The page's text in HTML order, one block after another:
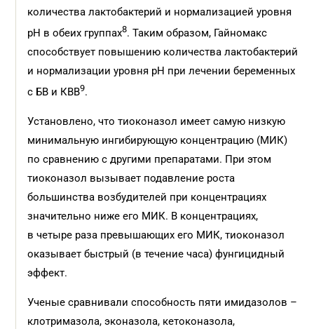
количества лактобактерий и нормализацией уровня
рН в обеих группах8. Таким образом, Гайномакс
способствует повышению количества лактобактерий
и нормализации уровня рН при лечении беременных
с БВ и КВВ9.
Установлено, что тиоконазол имеет самую низкую
минимальную ингибирующую концентрацию (МИК)
по сравнению с другими препаратами. При этом
тиоконазол вызывает подавление роста
большинства возбудителей при концентрациях
значительно ниже его МИК. В концентрациях,
в четыре раза превышающих его МИК, тиоконазол
оказывает быстрый (в течение часа) фунгицидный
эффект.
Ученые сравнивали способность пяти имидазолов –
клотримазола, эконазола, кетоконазола,